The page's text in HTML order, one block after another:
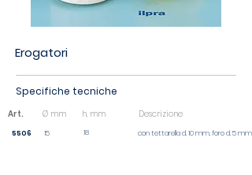
Erogatori
Specifiche tecniche
Art.
5506
Ø mm h. mm Descrizione
15 18 con tettarella d. 10 mm, foro d. 5 mm